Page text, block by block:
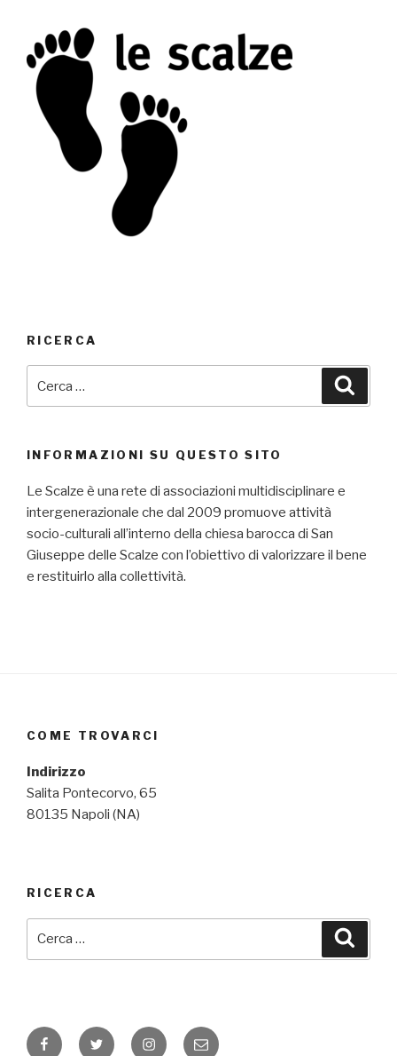
RICERCA
INFORMAZIONI SU QUESTO SITO
Le Scalze è una rete di associazioni multidisciplinare e
intergenerazionale che dal 2009 promuove attività
socio-culturali all’interno della chiesa barocca di San
Giuseppe delle Scalze con l’obiettivo di valorizzare il bene
e restituirlo alla collettività.
COME TROVARCI
Indirizzo
Salita Pontecorvo, 65
80135 Napoli (NA)
RICERCA
FacebookTwitter InstagramEmail